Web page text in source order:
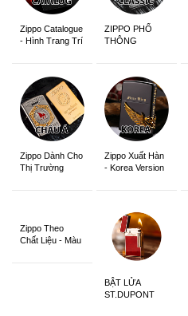
Zippo Catalogue
- Hình Trang Trí
ZIPPO PHỔ
THÔNG
Zippo Dành Cho
Thị Trường
Zippo Xuất Hàn
- Korea Version
Zippo Theo
Chất Liệu - Màu
BẬT LỬA
ST.DUPONT